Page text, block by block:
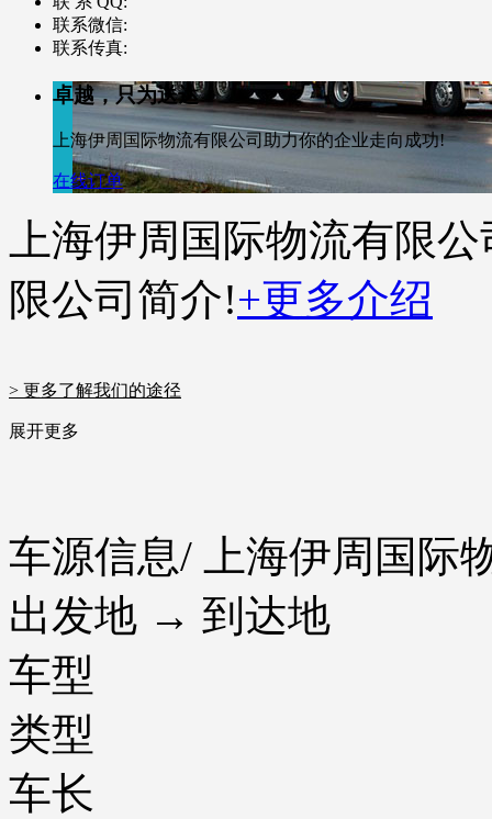
联系微信:
联系传真:
卓越，只为送达
上海伊周国际物流有限公司助力你的企业走向成功!
在线订单
上海伊周国际物流有限
限公司简介!+更多介绍
> 更多了解我们的途径
展开更多
车源信息/ 上海伊周国际
出发地 → 到达地
车型
类型
车长